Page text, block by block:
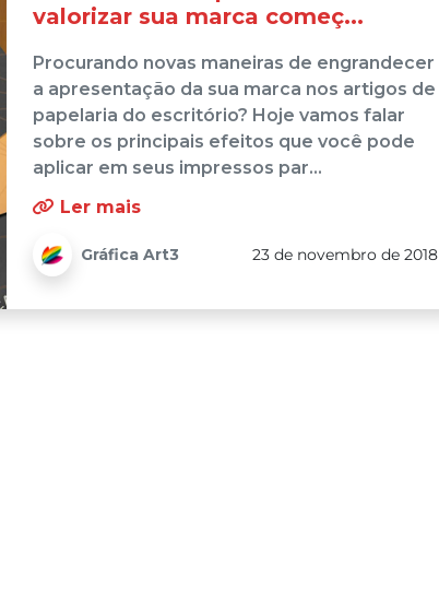
valorizar sua marca começ...
Procurando novas maneiras de engrandecer
a apresentação da sua marca nos artigos de
papelaria do escritório? Hoje vamos falar
sobre os principais efeitos que você pode
aplicar em seus impressos par...
Ler mais
Gráfica Art3 23 de novembro de 2018